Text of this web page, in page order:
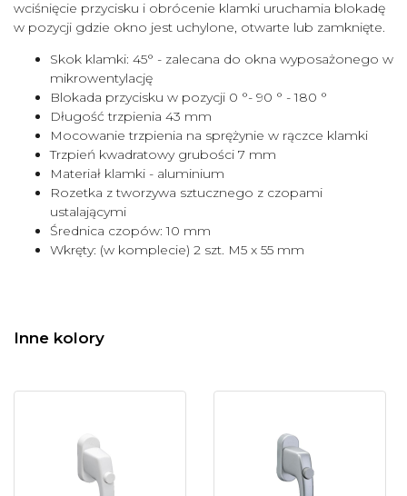
wciśnięcie przycisku i obrócenie klamki uruchamia blokadę
w pozycji gdzie okno jest uchylone, otwarte lub zamknięte.
Skok klamki: 45° - zalecana do okna wyposażonego w
mikrowentylację
Blokada przycisku w pozycji 0 °- 90 ° - 180 °
Długość trzpienia 43 mm
Mocowanie trzpienia na sprężynie w rączce klamki
Trzpień kwadratowy grubości 7 mm
Materiał klamki - aluminium
Rozetka z tworzywa sztucznego z czopami
ustalającymi
Średnica czopów: 10 mm
Wkręty: (w komplecie) 2 szt. M5 x 55 mm
Inne kolory